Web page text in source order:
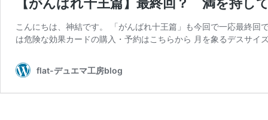
こんにちは、神結です。 「がんばれ十王篇」も今回で一応最終
は危険な効果カードの購入・予約はこちらから 月を象るデスサ
flat-デュエマ工房blog